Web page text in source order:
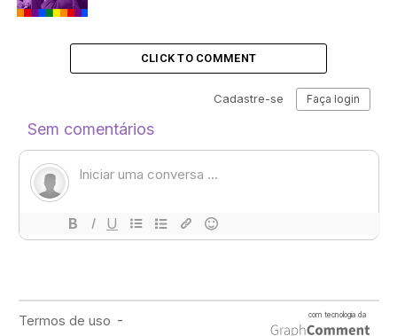
CLICK TO COMMENT